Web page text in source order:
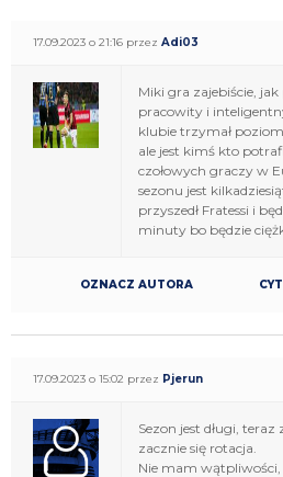
17.09.2023 o 21:16 przez Adi03
Miki gra zajebiście, jak
pracowity i
klubie trzymał
ale jest kimś kto
czołowych graczy w
sezonu jest
przyszedł Fratessi i
minuty bo będzie
OZNACZ AUTORA
17.09.2023 o 15:02 przez Pjerun
Sezon jest długi, teraz
zacznie się rotacja.
Nie mam wątpliwości,